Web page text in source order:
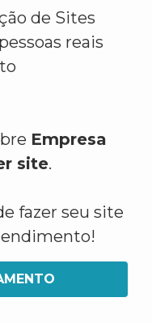
de Sites
reais
Empresa
site.
fazer seu site